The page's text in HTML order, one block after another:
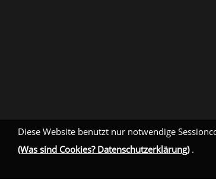
Diese Website benutzt nur notwendige
(Was sind Cookies? Datenschutzerklärung).